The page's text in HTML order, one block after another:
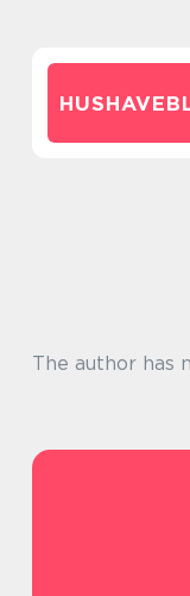
The author has